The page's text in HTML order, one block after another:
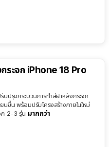
ระจก iPhone 18 Pro
ปรุงกระบวนการทำสีฝาหลังกระจก
นขึ้น พร้อมปรับโครงสร้างภายในใหม่
ก 2-3 รุ่น มากกว่า